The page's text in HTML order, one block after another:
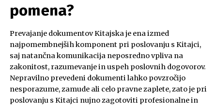
pomena?
Prevajanje dokumentov Kitajska je ena izmed
najpomembnejših komponent pri poslovanju s Kitajci,
saj natančna komunikacija neposredno vpliva na
zakonitost, razumevanje in uspeh poslovnih dogovorov.
Nepravilno prevedeni dokumenti lahko povzročijo
nesporazume, zamude ali celo pravne zaplete, zato je pri
poslovanju s Kitajci nujno zagotoviti profesionalne in